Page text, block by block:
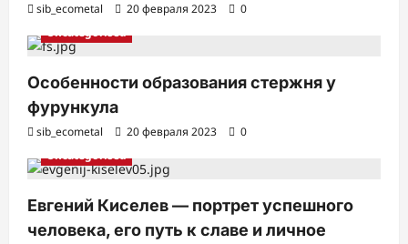
sib_ecometal 20 февраля 2023
0
Uncategorised
Особенности образования стержня у
фурункула
sib_ecometal 20 февраля 2023
0
Uncategorised
Евгений Киселев — портрет успешного
человека, его путь к славе и личное